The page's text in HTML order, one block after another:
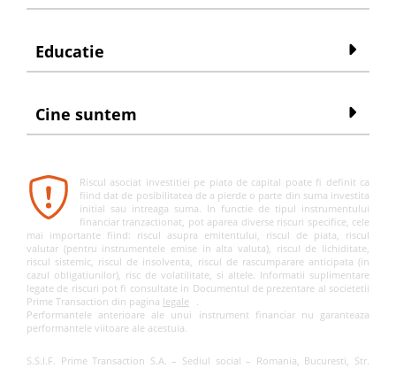
Educatie
Cine suntem
Riscul asociat investitiei pe piata de capital poate fi definit ca
fiind dat de posibilitatea de a pierde o parte din suma investita
initial sau intreaga suma. In functie de tipul instrumentului
financiar tranzactionat, pot aparea diverse riscuri specifice, cele
mai importante fiind: riscul asupra emitentului, riscul de piata, riscul
valutar (pentru instrumentele emise in alta valuta), riscul de lichiditate,
riscul sistemic, riscul de insolventa, riscul de rascumparare anticipata (in
cazul obligatiunilor), risc de volatilitate, si altele. Informatii suplimentare
legate de riscuri pot fi consultate in Documentul de prezentare al societetii
Prime Transaction din pagina legale
Performantele anterioare ale unui instrument financiar nu garanteaza
performantele viitoare ale acestuia.
S.S.I.F. Prime Transaction S.A. – Sediul social – Romania, Bucuresti, Str.